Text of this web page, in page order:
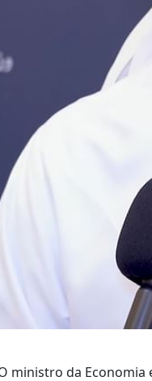
ministro da